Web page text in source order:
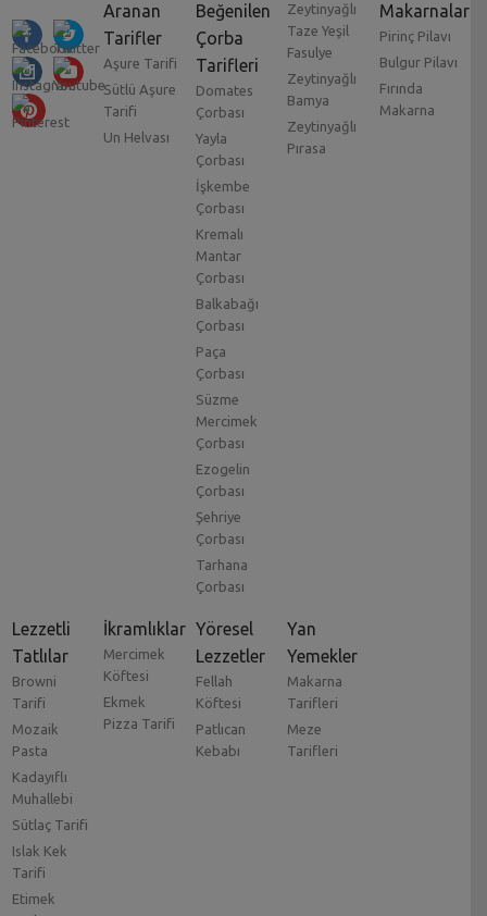
Aranan
Tarifler
Aşure Tarifi
Sütlü Aşure
Tarifi
Un Helvası
Beğenilen
Çorba
Tarifleri
Domates
Çorbası
Yayla
Çorbası
İşkembe
Çorbası
Kremalı
Mantar
Çorbası
Balkabağı
Çorbası
Paça
Çorbası
Süzme
Mercimek
Çorbası
Ezogelin
Çorbası
Şehriye
Çorbası
Tarhana
Çorbası
Zeytinyağlı
Taze Yeşil
Fasulye
Zeytinyağlı
Bamya
Zeytinyağlı
Pırasa
Makarnalar
Pirinç Pilavı
Bulgur Pilavı
Fırında
Makarna
Lezzetli
Tatlılar
Browni
Tarifi
Mozaik
Pasta
Kadayıflı
Muhallebi
Sütlaç Tarifi
Islak Kek
Tarifi
Etimek
İkramlıklar
Mercimek
Köftesi
Ekmek
Pizza Tarifi
Yöresel
Lezzetler
Fellah
Köftesi
Patlıcan
Kebabı
Yan
Yemekler
Makarna
Tarifleri
Meze
Tarifleri